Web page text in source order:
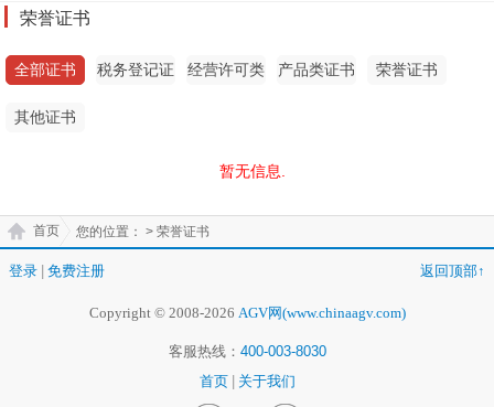
荣誉证书
全部证书 税务登记证
经营许可类
产品类证书 荣誉证书
其他证书
暂无信息.
您的位置：
首页 > 荣誉证书
登录 免费注册 返回顶部↑
Copyright © 2008-2026 AGV网(www.chinaagv.com)
客服热线： 400-003-8030
首页
关于我们